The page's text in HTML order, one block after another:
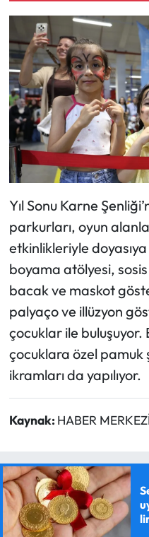
Yıl Sonu Karne
parkurları, oyun
etkinlikleriyle
boyama atölyesi,
bacak ve maskot
palyaço ve illüzyon
çocuklar ile buluşuyor.
çocuklara özel pamuk
ikramları da yapılıyor.
Kaynak: HABER